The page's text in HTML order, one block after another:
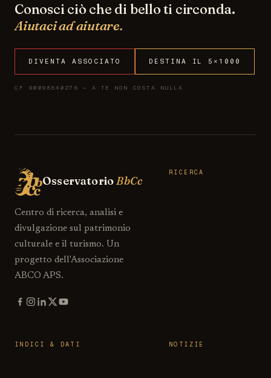
Conosci ciò che di bello ti circonda.
Aiutaci ad aiutare.
DIVENTA ASSOCIATO DESTINA IL 5×1000
CF 90098840276 — A TE NON COSTA NULLA
OsservatorioBbCc
Centro di ricerca, analisi e
divulgazione sul patrimonio
culturale e il turismo. Un
progetto dell'Associazione
ABCO APS.
RICERCA
INDICI & DATI NOTIZIE